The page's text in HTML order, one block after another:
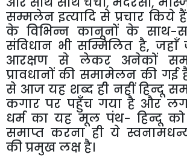
सम्मलेन इत्यादि से प्रचार किये हैं
के विभिन्न कानूनों के साथ-
संविधान भी सम्मिलित है, जहाँ
आरक्षण
से लेकर अनेकों
प्रावधानों की समामेलन की गई
से आज यह शब्द ही नहीं हिन्दू
कगार पर पहुँच गया है और
धर्म का यह मूल पंथ-हिन्दू को
समाप्त करना ही ये
कीप्रमुखलक्षहै।